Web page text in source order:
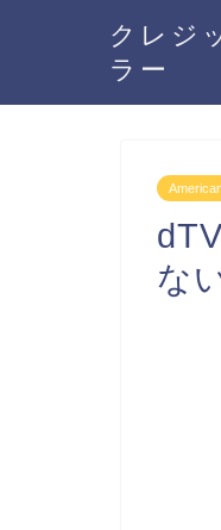
クレジ
ラー
な